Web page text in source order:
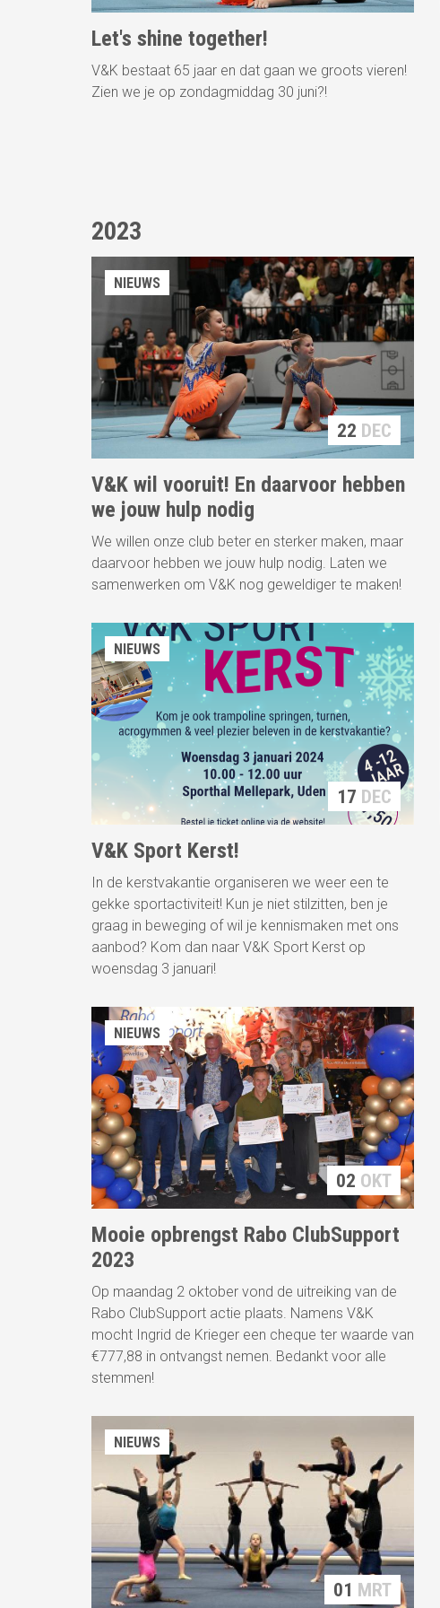
Let's shine together!
V&K bestaat 65 jaar en dat gaan we groots vieren!
Zien we je op zondagmiddag 30 juni?!
2023
22 DEC
NIEUWS
V&K wil vooruit! En daarvoor hebben
we jouw hulp nodig
We willen onze club beter en sterker maken, maar
daarvoor hebben we jouw hulp nodig. Laten we
samenwerken om V&K nog geweldiger te maken!
17 DEC
NIEUWS
V&K Sport Kerst!
In de kerstvakantie organiseren we weer een te
gekke sportactiviteit! Kun je niet stilzitten, ben je
graag in beweging of wil je kennismaken met ons
aanbod? Kom dan naar V&K Sport Kerst op
woensdag 3 januari!
02 OKT
NIEUWS
Mooie opbrengst Rabo ClubSupport
2023
Op maandag 2 oktober vond de uitreiking van de
Rabo ClubSupport actie plaats. Namens V&K
mocht Ingrid de Krieger een cheque ter waarde van
€777,88 in ontvangst nemen. Bedankt voor alle
stemmen!
01 MRT
NIEUWS